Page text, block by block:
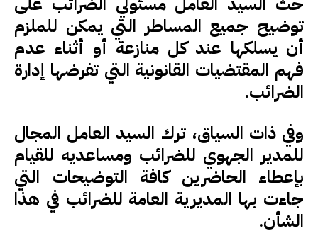
توضيح جميع المساطر التي يمكن للملزم
أن يسلكها عند كل منازعة أو أثناء عدم
فهم المقتضيات القانونية التي تفرضها إدارة
الضرائب.
وفي ذات السياق، ترك السيد العامل المجال
للمدير الجهوي للضرائب ومساعديه للقيام
بإعطاء الحاضرين كافة التوضيحات التي
جاءت بها المديرية العامة للضرائب في هذا
الشأن.